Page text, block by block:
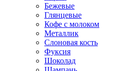
Бежевые
Глянцевые
Кофе с молоком
Металлик
Слоновая кость
Фуксия
Шоколад